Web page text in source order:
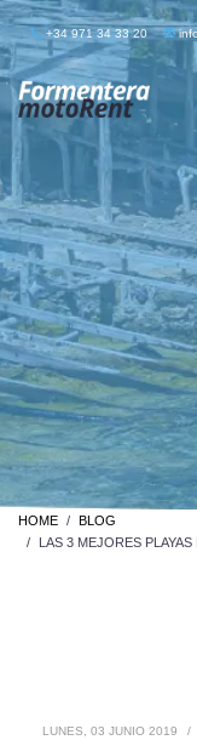
+34 971 34 33 20
HOME
BLOG
LAS 3 MEJORES
LUNES, 03 JUNIO 2019 /